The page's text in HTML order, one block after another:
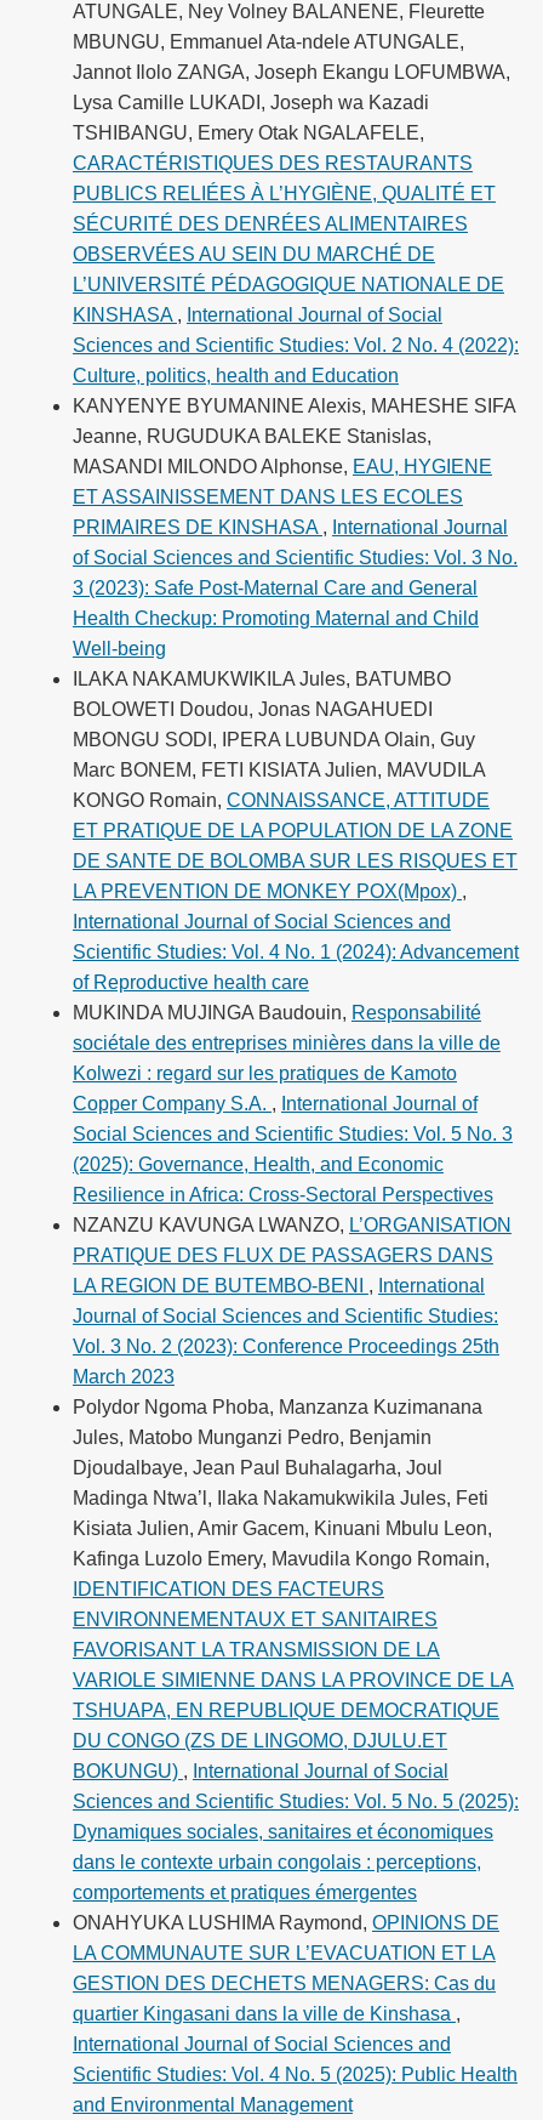
ATUNGALE, Ney Volney BALANENE, Fleurette
MBUNGU, Emmanuel Ata-ndele ATUNGALE,
Jannot Ilolo ZANGA, Joseph Ekangu LOFUMBWA,
Lysa Camille LUKADI, Joseph wa Kazadi
TSHIBANGU, Emery Otak NGALAFELE,
CARACTÉRISTIQUES DES RESTAURANTS
PUBLICS RELIÉES À L’HYGIÈNE, QUALITÉ ET
SÉCURITÉ DES DENRÉES ALIMENTAIRES
OBSERVÉES AU SEIN DU MARCHÉ DE
L’UNIVERSITÉ PÉDAGOGIQUE NATIONALE DE
KINSHASA , International Journal of Social
Sciences and Scientific Studies: Vol. 2 No. 4 (2022):
Culture, politics, health and Education
KANYENYE BYUMANINE Alexis, MAHESHE SIFA
Jeanne, RUGUDUKA BALEKE Stanislas,
MASANDI MILONDO Alphonse, EAU, HYGIENE
ET ASSAINISSEMENT DANS LES ECOLES
PRIMAIRES DE KINSHASA , International Journal
of Social Sciences and Scientific Studies: Vol. 3 No.
3 (2023): Safe Post-Maternal Care and General
Health Checkup: Promoting Maternal and Child
Well-being
ILAKA NAKAMUKWIKILA Jules, BATUMBO
BOLOWETI Doudou, Jonas NAGAHUEDI
MBONGU SODI, IPERA LUBUNDA Olain, Guy
Marc BONEM, FETI KISIATA Julien, MAVUDILA
KONGO Romain, CONNAISSANCE, ATTITUDE
ET PRATIQUE DE LA POPULATION DE LA ZONE
DE SANTE DE BOLOMBA SUR LES RISQUES ET
LA PREVENTION DE MONKEY POX(Mpox) ,
International Journal of Social Sciences and
Scientific Studies: Vol. 4 No. 1 (2024): Advancement
of Reproductive health care
MUKINDA MUJINGA Baudouin, Responsabilité
sociétale des entreprises minières dans la ville de
Kolwezi : regard sur les pratiques de Kamoto
Copper Company S.A. , International Journal of
Social Sciences and Scientific Studies: Vol. 5 No. 3
(2025): Governance, Health, and Economic
Resilience in Africa: Cross-Sectoral Perspectives
NZANZU KAVUNGA LWANZO, L’ORGANISATION
PRATIQUE DES FLUX DE PASSAGERS DANS
LA REGION DE BUTEMBO-BENI , International
Journal of Social Sciences and Scientific Studies:
Vol. 3 No. 2 (2023): Conference Proceedings 25th
March 2023
Polydor Ngoma Phoba, Manzanza Kuzimanana
Jules, Matobo Munganzi Pedro, Benjamin
Djoudalbaye, Jean Paul Buhalagarha, Joul
Madinga Ntwa’l, Ilaka Nakamukwikila Jules, Feti
Kisiata Julien, Amir Gacem, Kinuani Mbulu Leon,
Kafinga Luzolo Emery, Mavudila Kongo Romain,
IDENTIFICATION DES FACTEURS
ENVIRONNEMENTAUX ET SANITAIRES
FAVORISANT LA TRANSMISSION DE LA
VARIOLE SIMIENNE DANS LA PROVINCE DE LA
TSHUAPA, EN REPUBLIQUE DEMOCRATIQUE
DU CONGO (ZS DE LINGOMO, DJULU.ET
BOKUNGU) , International Journal of Social
Sciences and Scientific Studies: Vol. 5 No. 5 (2025):
Dynamiques sociales, sanitaires et économiques
dans le contexte urbain congolais : perceptions,
comportements et pratiques émergentes
ONAHYUKA LUSHIMA Raymond, OPINIONS DE
LA COMMUNAUTE SUR L’EVACUATION ET LA
GESTION DES DECHETS MENAGERS: Cas du
quartier Kingasani dans la ville de Kinshasa ,
International Journal of Social Sciences and
Scientific Studies: Vol. 4 No. 5 (2025): Public Health
and Environmental Management